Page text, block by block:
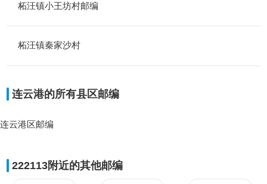
柘汪镇小王坊村邮编
柘汪镇秦家沙村
连云港的所有县区邮编
连云港区邮编
222113附近的其他邮编